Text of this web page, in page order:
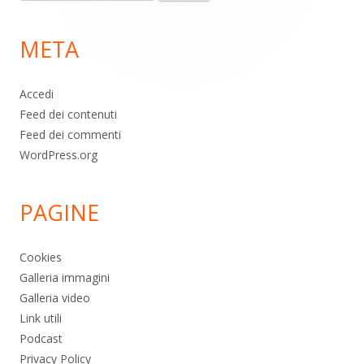
pagina
per:
META
Accedi
Feed dei contenuti
Feed dei commenti
WordPress.org
PAGINE
Cookies
Galleria immagini
Galleria video
Link utili
Podcast
Privacy Policy